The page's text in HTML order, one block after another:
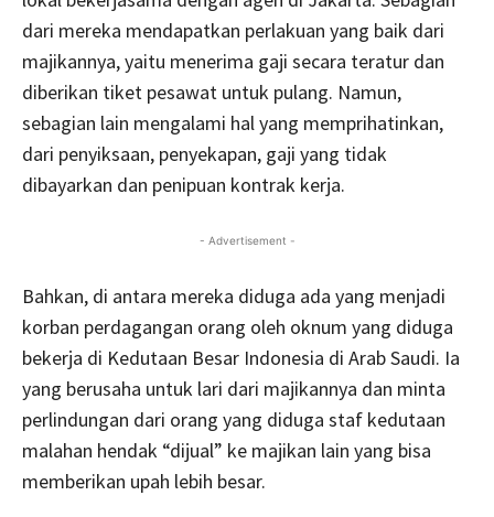
dari mereka mendapatkan perlakuan yang baik dari
majikannya, yaitu menerima gaji secara teratur dan
diberikan tiket pesawat untuk pulang. Namun,
sebagian lain mengalami hal yang memprihatinkan,
dari penyiksaan, penyekapan, gaji yang tidak
dibayarkan dan penipuan kontrak kerja.
- Advertisement -
Bahkan, di antara mereka diduga ada yang menjadi
korban perdagangan orang oleh oknum yang diduga
bekerja di Kedutaan Besar Indonesia di Arab Saudi. Ia
yang berusaha untuk lari dari majikannya dan minta
perlindungan dari orang yang diduga staf kedutaan
malahan hendak “dijual” ke majikan lain yang bisa
memberikan upah lebih besar.